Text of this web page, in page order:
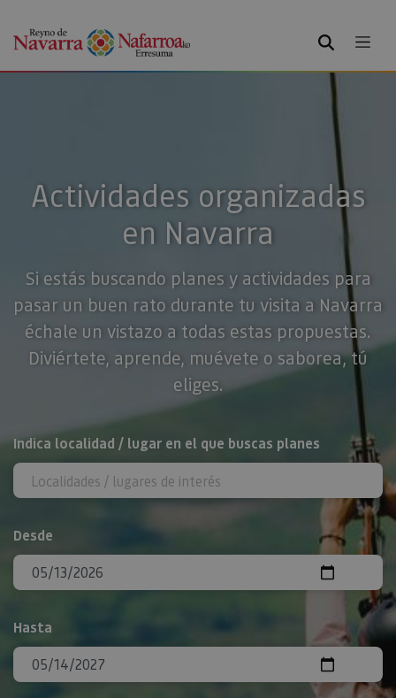
BUSCAR
Actividades organizadas
en Navarra
Si estás buscando planes y actividades para
pasar un buen rato durante tu visita a Navarra
échale un vistazo a todas estas propuestas.
Diviértete, aprende, muévete o saborea, tú
eliges.
BUSCAR
Indica localidad / lugar en el que buscas planes
Desde
Hasta